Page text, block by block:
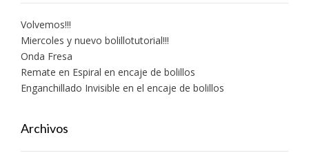
Volvemos!!!
Miercoles y nuevo bolillotutorial!!!
Onda Fresa
Remate en Espiral en encaje de bolillos
Enganchillado Invisible en el encaje de bolillos
Archivos